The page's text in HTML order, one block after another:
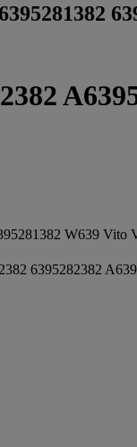
W639 Vito
6395282382